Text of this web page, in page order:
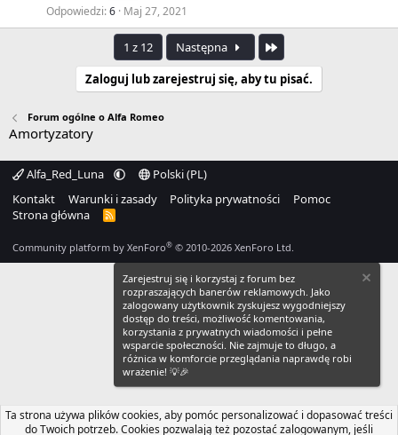
Odpowiedzi 6 Maj 27, 2021
1 z 12 Następna
Zaloguj lub zarejestruj się, aby tu pisać.
Forum ogólne o Alfa Romeo
Amortyzatory
Alfa_Red_Luna
Polski (PL)
Kontakt
Warunki i zasady Polityka prywatności
Pomoc
Strona główna
R
Community platform by XenForo® © 2010-2026 XenForo Ltd.
Zarejestruj się i korzystaj z forum bez
rozpraszających banerów reklamowych. Jako
zalogowany użytkownik zyskujesz wygodniejszy
dostęp do treści, możliwość komentowania,
korzystania z prywatnych wiadomości i pełne
wsparcie społeczności. Nie zajmuje to długo, a
różnica w komforcie przeglądania naprawdę robi
wrażenie! 💡🎉
Ta strona używa plików cookies, aby pomóc personalizować i dopasować treści
do Twoich potrzeb. Cookies pozwalają też pozostać zalogowanym, jeśli